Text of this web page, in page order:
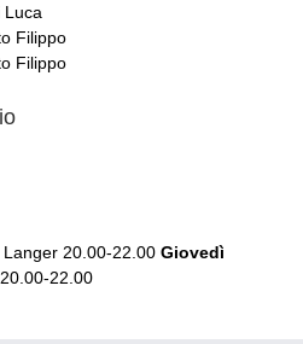
Luca
Filippo
Filippo
20.00-22.00 Giovedì
22.00